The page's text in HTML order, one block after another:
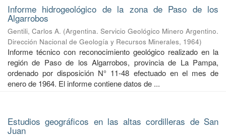
Informe hidrogeológico de la zona de Paso de los
Algarrobos
Gentili, Carlos A. (Argentina. Servicio Geológico Minero Argentino.
Dirección Nacional de Geología y Recursos Minerales, 1964)
Informe técnico con reconocimiento geológico realizado en la
región de Paso de los Algarrobos, provincia de La Pampa,
ordenado por disposición N° 11-48 efectuado en el mes de
enero de 1964. El informe contiene datos de ...
Estudios geográficos en las altas cordilleras de San
Juan